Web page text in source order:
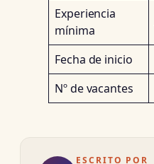
Experiencia
mínima
Fecha de inicio
Nº de vacantes
ESCRITO POR